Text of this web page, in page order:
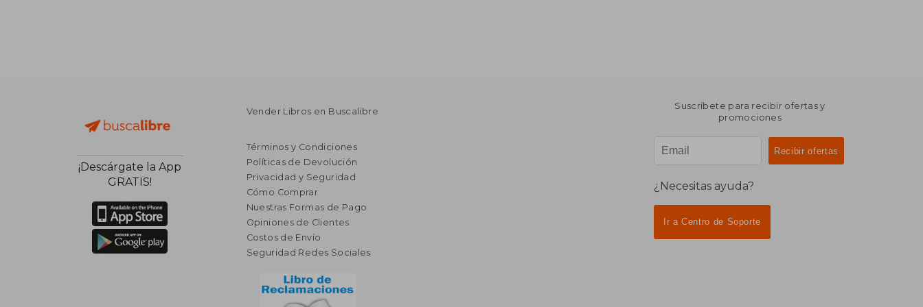
¡Descárgate la App
GRATIS!
Vender Libros en Buscalibre
Términos y Condiciones
Políticas de Devolución
Privacidad y Seguridad
Cómo Comprar
Nuestras Formas de Pago
Opiniones de Clientes
Costos de Envío
Seguridad Redes Sociales
Suscríbete para recibir ofertas y
promociones
¿Necesitas ayuda?
Ir a Centro de Soporte